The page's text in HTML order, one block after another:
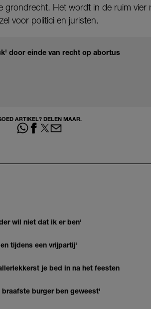
grondrecht. Het wordt in de ruim vier
voor politici en juristen.
door einde van recht op abortus
ARTIKEL? DELEN MAAR.
wil niet dat ik er ben'
tijdens een vrijpartij'
je bed in na het feesten
burger ben geweest'